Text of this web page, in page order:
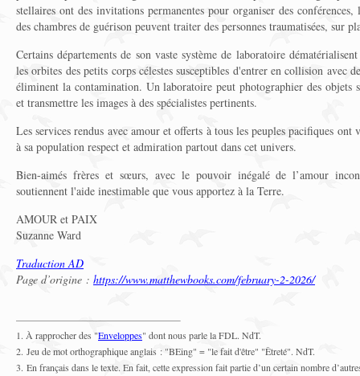
stellaires ont des invitations permanentes pour organiser des
des chambres de guérison peuvent traiter des personnes traumatisées, sur
Certains départements de son vaste système de laboratoire
les orbites des petits corps célestes susceptibles d'entrer en collision avec
éliminent la contamination. Un laboratoire peut photographier des objets
et transmettre les images à des spécialistes pertinents.
Les services rendus avec amour et offerts à tous les peuples pacifiques ont
à sa population respect et admiration partout dans cet univers.
Bien-aimés frères et sœurs, avec le pouvoir inégalé de l’amour
soutiennent l'aide inestimable que vous apportez à la Terre.
AMOUR et PAIX
Suzanne Ward
Traduction AD
Page d’origine : https://www.matthewbooks.com/february-2-2026/
1. À rapprocher des "Enveloppes" dont nous parle la FDL. NdT.
2. Jeu de mot orthographique anglais : "BEing" = "le fait d'être" "Êtreté". NdT.
3. En français dans le texte. En fait, cette expression fait partie d’un certain nombre